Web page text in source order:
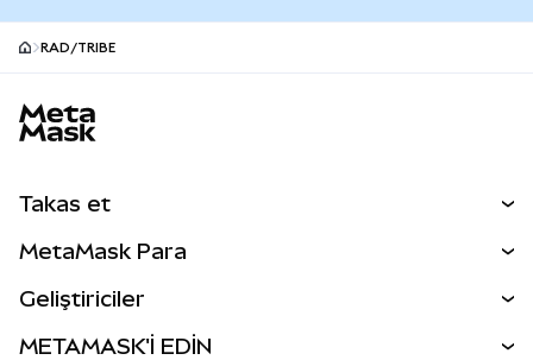
RAD/TRIBE
Takas et
Perps
MetaMask Para
Geliştiriciler
METAMASK'İ EDİN